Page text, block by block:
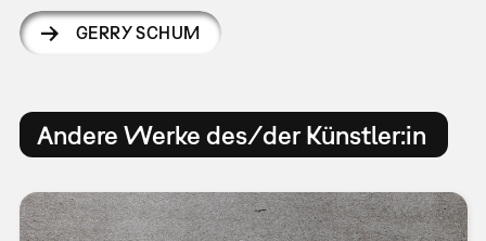
GERRY SCHUM
Andere Werke des/der Künstler:in